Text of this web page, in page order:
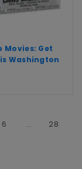
Movies: Get
Washington
6 …
28